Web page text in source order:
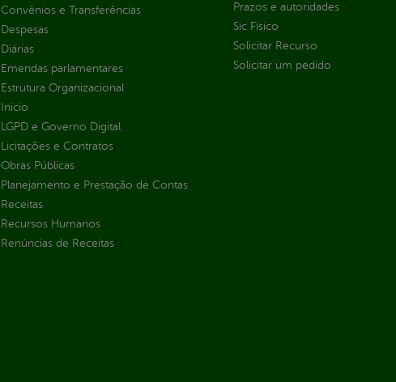
Convênios e Transferências
Despesas
Diárias
Emendas parlamentares
Estrutura Organizacional
Inicio
LGPD e Governo Digital
Licitações e Contratos
Obras Públicas
Planejamento e Prestação de Contas
Receitas
Recursos Humanos
Renúncias de Receitas
Prazos e autoridades
Sic Físico
Solicitar Recurso
Solicitar um pedido